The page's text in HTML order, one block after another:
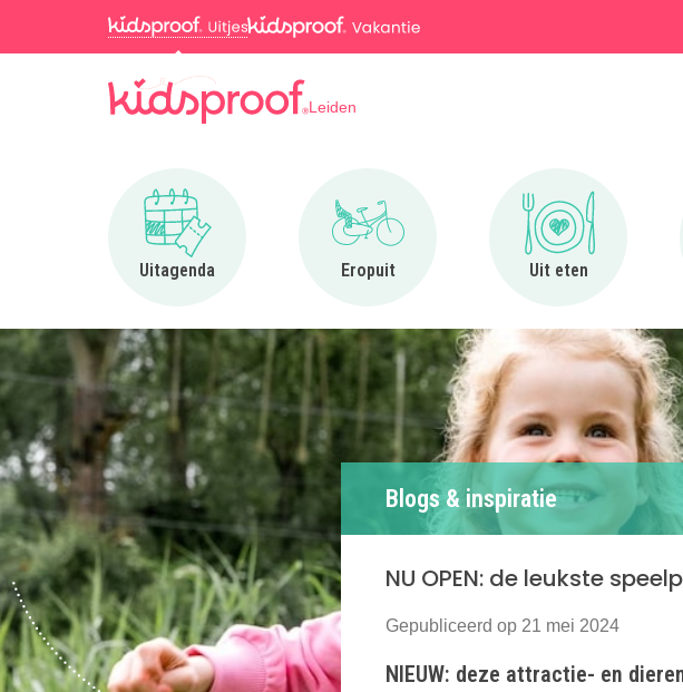
Leiden
Uitagenda
Ga naar Uitagenda
Eropuit
Ga naar Eropuit
Uit eten
Ga naar Uit eten
Blogs & inspiratie
NU OPEN: de leukste
Gepubliceerd op 21 mei 2024
NIEUW: deze attractie- en